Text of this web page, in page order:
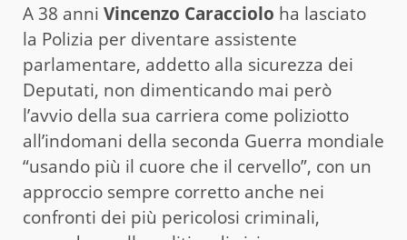
A 38 anni Vincenzo Caracciolo ha lasciato
la Polizia per diventare assistente
parlamentare, addetto alla sicurezza dei
Deputati, non dimenticando mai però
l’avvio della sua carriera come poliziotto
all’indomani della seconda Guerra mondiale
“usando più il cuore che il cervello”, con un
approccio sempre corretto anche nei
confronti dei più pericolosi criminali,